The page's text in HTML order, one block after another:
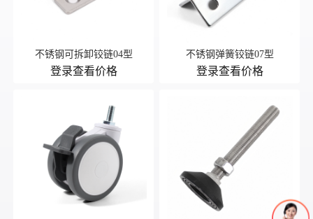
不锈钢可拆卸铰链04型
登录查看价格
不锈钢弹簧铰链07型
登录查看价格